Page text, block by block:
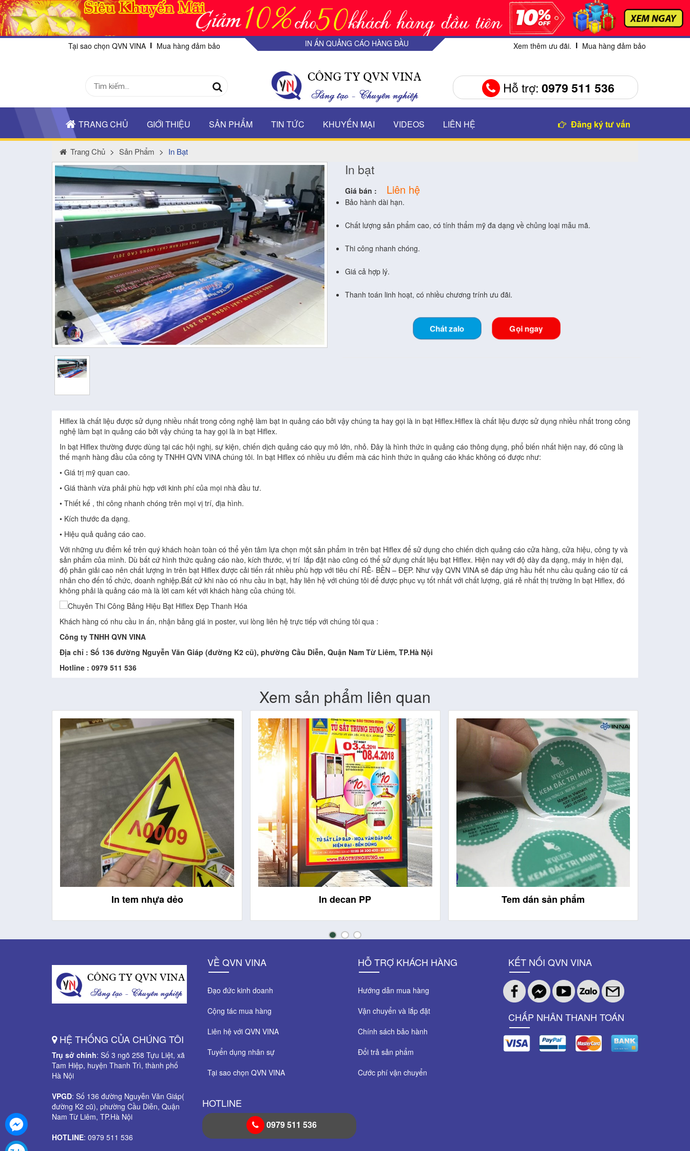
Tại sao chọn QVN VINA Mua hàng đảm bảo IN ẤN QUẢNG CÁO HÀNG ĐẦU Xem thêm ưu đãi. Mua hàng đảm bảo
Hỗ trợ: 0979 511 536
TRANG CHỦ GIỚI THIỆU SẢN PHẨM TIN TỨC KHUYẾN MẠI VIDEOS LIÊN HỆ Đăng ký tư vấn
Trang Chủ > Sản Phẩm > In Bạt
In bạt
Giá bán : Liên hệ
Bảo hành dài hạn.
Chất lượng sản phẩm cao, có tính thẩm mỹ đa dạng về chủng loại mẫu mã.
Thi công nhanh chóng.
Giá cả hợp lý.
Thanh toán linh hoạt, có nhiều chương trính ưu đãi.
Chát zalo Gọi ngay
Hiflex là chất liệu được sử dụng nhiều nhất trong công nghệ làm bạt in quảng cáo bởi vậy chúng ta hay gọi là in bạt Hiflex.Hiflex là chất liệu được sử dụng nhiều nhất trong công
nghệ làm bạt in quảng cáo bởi vậy chúng ta hay gọi là in bạt Hiflex.
In bạt Hiflex thường được dùng tại các hội nghị, sự kiện, chiến dịch quảng cáo quy mô lớn, nhỏ. Đây là hình thức in quảng cáo thông dụng, phổ biến nhất hiện nay, đó cũng là
thế mạnh hàng đầu của công ty TNHH QVN VINA chúng tôi. In bạt Hiflex có nhiều ưu điểm mà các hình thức in quảng cáo khác không có được như:
• Giá trị mỹ quan cao.
• Giá thành vừa phải phù hợp với kinh phí của mọi nhà đầu tư.
• Thiết kế , thi công nhanh chóng trên mọi vị trí, địa hình.
• Kích thước đa dạng.
• Hiệu quả quảng cáo cao.
Với những ưu điểm kể trên quý khách hoàn toàn có thể yên tâm lựa chọn một sản phẩm in trên bạt Hiflex để sử dụng cho chiến dịch quảng cáo cửa hàng, cửa hiệu, công ty và
sản phẩm của mình. Dù bất cứ hình thức quảng cáo nào, kích thước, vị trí lắp đặt nào cũng có thể sử dụng chất liệu bạt Hiflex. Hiện nay với độ dày đa dạng, máy in hiện đại,
độ phân giải cao nên chất lượng in trên bạt Hiflex được cải tiến rất nhiều phù hợp với tiêu chí RẺ- BỀN – ĐẸP. Như vậy QVN VINA sẽ đáp ứng hầu hết nhu cầu quảng cáo từ cá
nhân cho đến tổ chức, doanh nghiệp.Bất cứ khi nào có nhu cầu in bạt, hãy liên hệ với chúng tôi để được phục vụ tốt nhất với chất lượng, giá rẻ nhất thị trường In bạt Hiflex, đó
không phải là quảng cáo mà là lời cam kết với khách hàng của chúng tôi.
Khách hàng có nhu cầu in ấn, nhận bảng giá in poster, vui lòng liên hệ trực tiếp với chúng tôi qua :
Công ty TNHH QVN VINA
Địa chỉ : Số 136 đường Nguyễn Văn Giáp (đường K2 cũ), phường Cầu Diễn, Quận Nam Từ Liêm, TP.Hà Nội
Hotline : 0979 511 536
Xem sản phẩm liên quan
In decan PP Tem dán sản phẩm In decal ô tô
HỆ THỐNG CỦA CHÚNG TÔI
Trụ sở chính: Số 3 ngõ 258 Tựu Liệt, xã
Tam Hiệp, huyện Thanh Trì, thành phố
Hà Nội
VPGD: Số 136 đường Nguyễn Văn Giáp(
đường K2 cũ), phường Cầu Diễn, Quận
Nam Từ Liêm, TP.Hà Nội
HOTLINE: 0979 511 536
VỀ QVN VINA
Đạo đức kinh doanh
Cộng tác mua hàng
Liên hệ với QVN VINA
Tuyển dụng nhân sự
Tại sao chọn QVN VINA
HOTLINE
0979 511 536
HỖ TRỢ KHÁCH HÀNG
Hướng dẫn mua hàng
Vận chuyển và lắp đặt
Chính sách bảo hành
Đổi trả sản phẩm
Cước phí vận chuyển
KẾT NỐI QVN VINA
CHẤP NHÂN THANH TOÁN